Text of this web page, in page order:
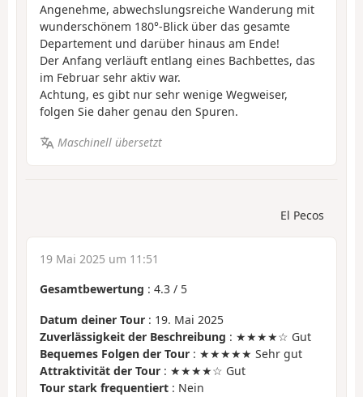
Angenehme, abwechslungsreiche Wanderung mit
wunderschönem 180°-Blick über das gesamte
Departement und darüber hinaus am Ende!
Der Anfang verläuft entlang eines Bachbettes, das
im Februar sehr aktiv war.
Achtung, es gibt nur sehr wenige Wegweiser,
folgen Sie daher genau den Spuren.
Maschinell übersetzt
El Pecos
19 Mai 2025 um 11:51
Gesamtbewertung : 4.3 / 5
Datum deiner Tour : 19. Mai 2025
Zuverlässigkeit der Beschreibung : ★★★★☆ Gut
Bequemes Folgen der Tour : ★★★★★ Sehr gut
Attraktivität der Tour : ★★★★☆ Gut
Tour stark frequentiert : Nein